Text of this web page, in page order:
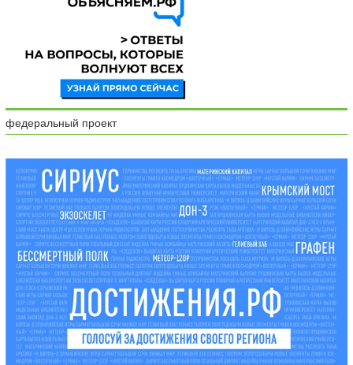
федеральный проект